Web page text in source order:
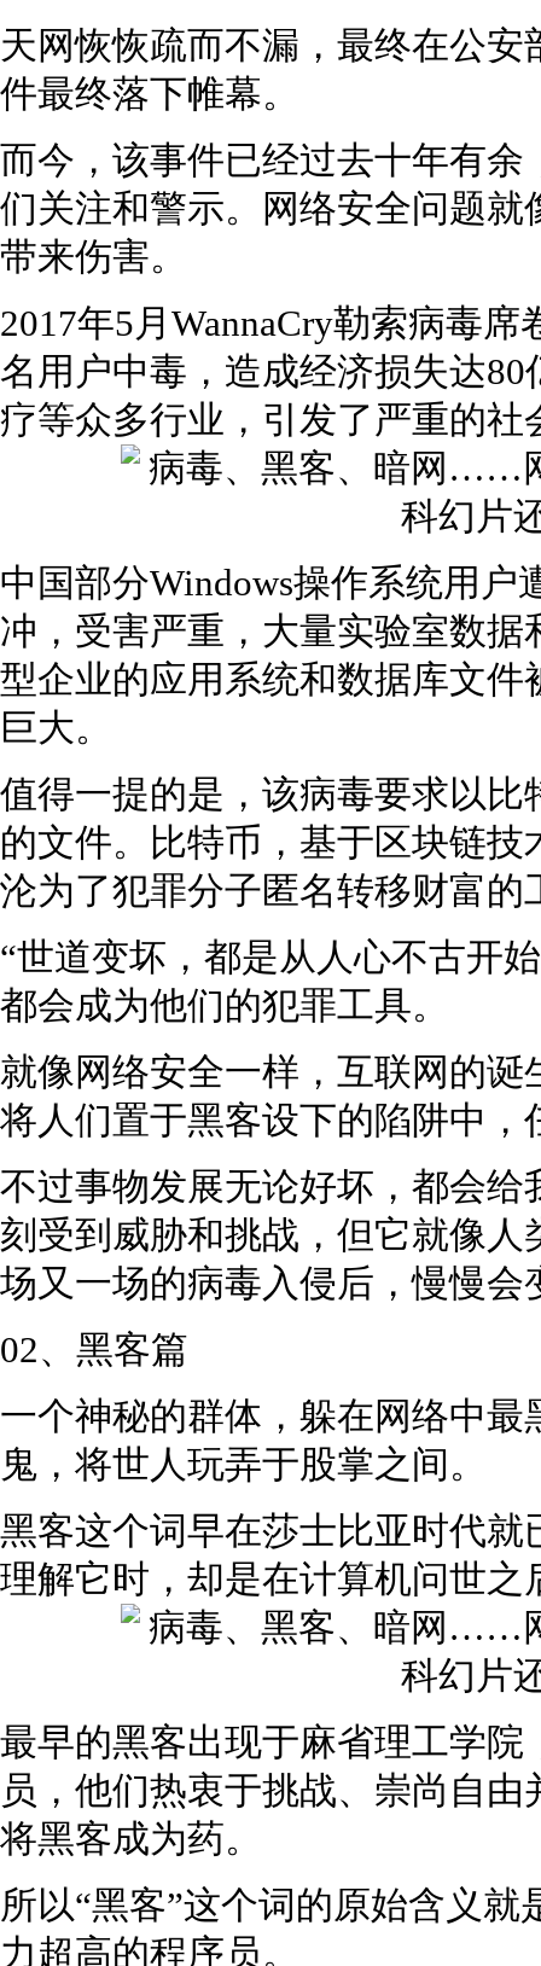
天网恢恢疏而不漏，最终在公
件最终落下帷幕。
而今，该事件已经过去十年有
们关注和警示。网络安全问题
带来伤害。
2017年5月WannaCry勒索病毒
名用户中毒，造成经济损失达
疗等众多行业，引发了严重的社
中国部分Windows操作系统用
冲，受害严重，大量实验室数
型企业的应用系统和数据库文
巨大。
值得一提的是，该病毒要求以
的文件。比特币，基于区块链
沦为了犯罪分子匿名转移财富
“世道变坏，都是从人心不古开
都会成为他们的犯罪工具。
就像网络安全一样，互联网的
将人们置于黑客设下的陷阱中，
不过事物发展无论好坏，都会
刻受到威胁和挑战，但它就像
场又一场的病毒入侵后，慢慢会
02、黑客篇
一个神秘的群体，躲在网络中
鬼，将世人玩弄于股掌之间。
黑客这个词早在莎士比亚时代
理解它时，却是在计算机问世之
最早的黑客出现于麻省理工学
员，他们热衷于挑战、崇尚自
将黑客成为药。
所以“黑客”这个词的原始含义
力超高的程序员。